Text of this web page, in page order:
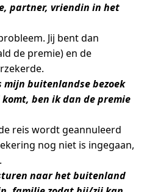
partner, vriendin in het
Jij bent dan
de premie) en de
mijn buitenlandse bezoek
ben ik dan de premie
reis wordt geannuleerd
nog niet is ingegaan,
naar het buitenland